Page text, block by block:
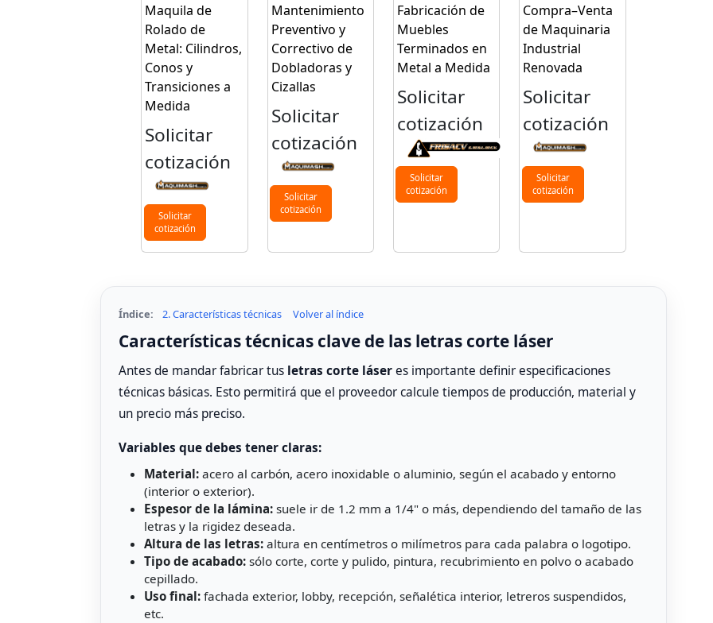
Maquila de
Rolado de
Metal: Cilindros,
Conos y
Transiciones a
Medida
Solicitar
cotización
Solicitar
cotización
Mantenimiento
Preventivo y
Correctivo de
Dobladoras y
Cizallas
Solicitar
cotización
Solicitar
cotización
Fabricación de
Muebles
Terminados en
Metal a Medida
Solicitar
cotización
Solicitar
cotización
Compra–Venta
de Maquinaria
Industrial
Renovada
Solicitar
cotización
Solicitar
cotización
Índice: 2. Características técnicas Volver al índice
Características técnicas clave de las letras corte láser
Antes de mandar fabricar tus letras corte láseres importante definir especificaciones
técnicas básicas. Esto permitirá que el proveedor calcule tiempos de producción, material y
un precio más preciso.
Variables que debes tener claras:
Material: acero al carbón, acero inoxidable o aluminio, según el acabado y entorno
(interior o exterior).
Espesor de la lámina: suele ir de 1.2 mm a 1/4" o más, dependiendo del tamaño de las
letras y la rigidez deseada.
Altura de las letras: altura en centímetros o milímetros para cada palabra o logotipo.
Tipo de acabado: sólo corte, corte y pulido, pintura, recubrimiento en polvo o acabado
cepillado.
Uso final: fachada exterior, lobby, recepción, señalética interior, letreros suspendidos,
etc.